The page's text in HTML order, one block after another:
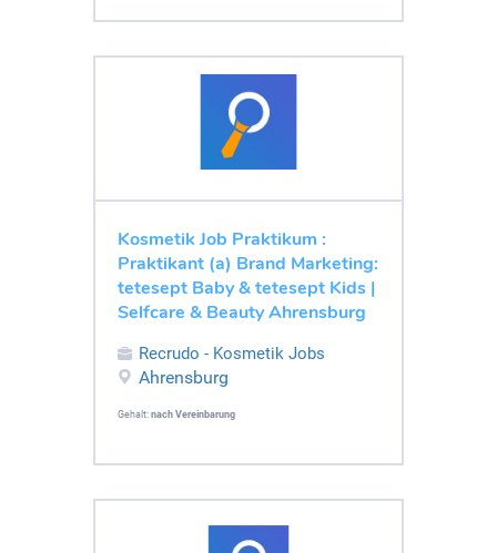
Kosmetik Job Praktikum :
Praktikant (a) Brand Marketing:
tetesept Baby & tetesept Kids |
Selfcare & Beauty Ahrensburg
Recrudo - Kosmetik Jobs
Ahrensburg
Gehalt: nach Vereinbarung